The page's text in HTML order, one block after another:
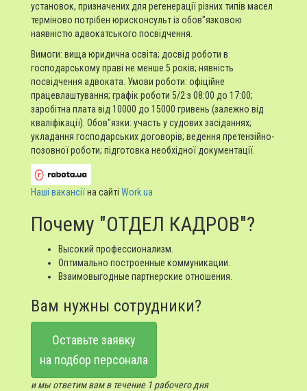
установок, призначених для регенерації різних типів масел
терміново потрібен юрисконсульт із обов"язковою
наявністю адвокатського посвідчення.
Вимоги: вища юридична освіта; досвід роботи в
господарському праві не менше 5 років; нявність
посвідчення адвоката. Умови роботи: офіційне
працевлаштування; графік роботи 5/2 з 08:00 до 17:00;
заробітна плата від 10000 до 15000 гривень (залежно від
кваліфікації). Обов"язки: участь у судових засіданнях;
укладання господарських договорів; ведення претензійно-
позовної роботи; підготовка необхідної документації.
Наші вакансіїна сайті Work.ua
Почему "ОТДЕЛ КАДРОВ"?
Высокий профессионализм.
Оптимально построенные коммуникации.
Взаимовыгодные партнерские отношения.
Вам нужны сотрудники?
Оставьте заявку
на подбор персонала
и мы ответим вам в течение 1 рабочего дня